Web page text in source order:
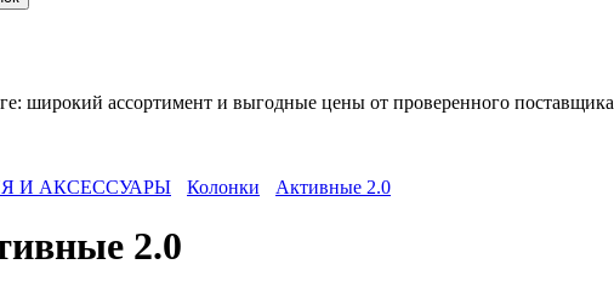
широкий ассортимент и выгодные цены от проверенного поставщика
И АКСЕССУАРЫ Колонки Активные 2.0
2.0